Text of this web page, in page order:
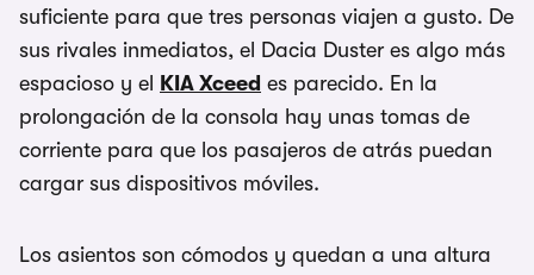
suficiente para que tres personas viajen a gusto. De
sus rivales inmediatos, el Dacia Duster es algo más
espacioso y el
KIA Xceed es parecido. En la
prolongación de la consola hay unas tomas de
corriente para que los pasajeros de atrás puedan
cargar sus dispositivos móviles.
Los asientos son cómodos y quedan a una altura